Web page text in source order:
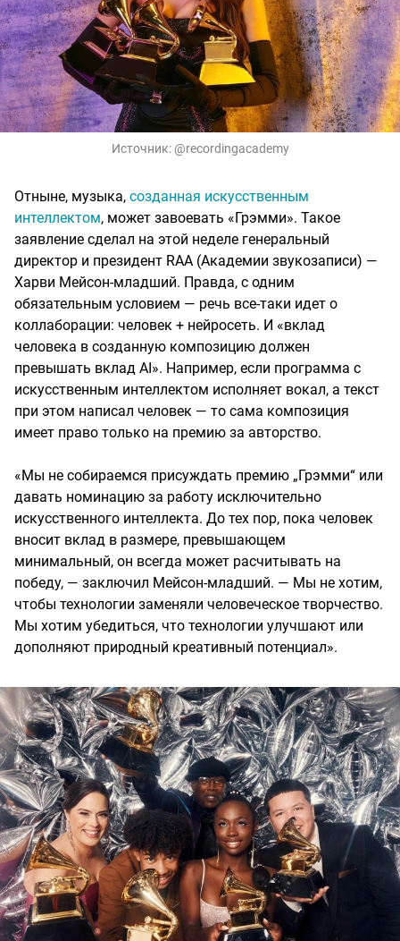
Источник: @recordingacademy
Отныне, музыка, созданная искусственным
интеллектом, может завоевать «Грэмми». Такое
заявление сделал на этой неделе генеральный
директор и президент RAA (Академии звукозаписи) —
Харви Мейсон-младший. Правда, с одним
обязательным условием — речь все-таки идет о
коллаборации: человек + нейросеть. И «вклад
человека в созданную композицию должен
превышать вклад AI». Например, если программа с
искусственным интеллектом исполняет вокал, а текст
при этом написал человек — то сама композиция
имеет право только на премию за авторство.
«Мы не собираемся присуждать премию „Грэмми“ или
давать номинацию за работу исключительно
искусственного интеллекта. До тех пор, пока человек
вносит вклад в размере, превышающем
минимальный, он всегда может расчитывать на
победу, — заключил Мейсон-младший. — Мы не хотим,
чтобы технологии заменяли человеческое творчество.
Мы хотим убедиться, что технологии улучшают или
дополняют природный креативный потенциал».